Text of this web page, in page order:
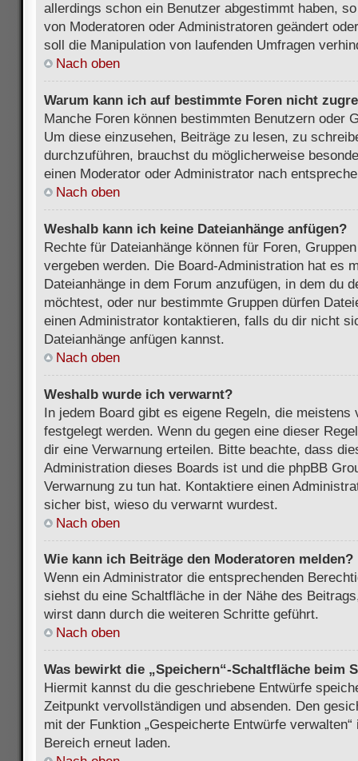
allerdings schon ein Benutzer abgestimmt haben,
von Moderatoren oder Administratoren geändert
soll die Manipulation von laufenden Umfragen
Nach oben
Warum kann ich auf bestimmte Foren nicht
Manche Foren können bestimmten Benutzern oder
Um diese einzusehen, Beiträge zu lesen, zu
durchzuführen, brauchst du möglicherweise
einen Moderator oder Administrator nach
Nach oben
Weshalb kann ich keine Dateianhänge anfügen?
Rechte für Dateianhänge können für Foren,
vergeben werden. Die Board-Administration hat es
Dateianhänge in dem Forum anzufügen, in dem du
möchtest, oder nur bestimmte Gruppen dürfen
einen Administrator kontaktieren, falls du dir nicht
Dateianhänge anfügen kannst.
Nach oben
Weshalb wurde ich verwarnt?
In jedem Board gibt es eigene Regeln, die meistens
festgelegt werden. Wenn du gegen eine dieser
dir eine Verwarnung erteilen. Bitte beachte, dass
Administration dieses Boards ist und die phpBB
Verwarnung zu tun hat. Kontaktiere einen
sicher bist, wieso du verwarnt wurdest.
Nach oben
Wie kann ich Beiträge den Moderatoren melden?
Wenn ein Administrator die entsprechenden
siehst du eine Schaltfläche in der Nähe des
wirst dann durch die weiteren Schritte geführt.
Nach oben
Was bewirkt die „Speichern“-Schaltfläche beim
Hiermit kannst du die geschriebene Entwürfe
Zeitpunkt vervollständigen und absenden. Den
mit der Funktion „Gespeicherte Entwürfe
Bereich erneut laden.